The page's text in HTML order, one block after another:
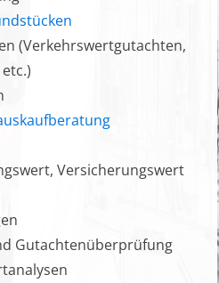
(Verkehrswertgutachten,
Versicherungswert
Gutachtenüberprüfung